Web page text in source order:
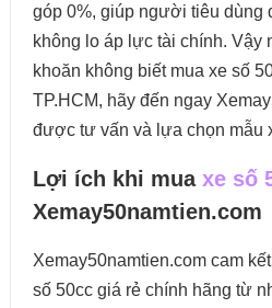
góp 0%, giúp người tiêu dùng
không lo áp lực tài chính. Vậy
khoăn không biết mua xe số
TP.HCM, hãy đến ngay
được tư vấn và lựa chọn mẫu
Lợi ích khi mua xe số
Xemay50namtien.com
Xemay50namtien.com cam
số 50cc giá rẻ chính hãng từ